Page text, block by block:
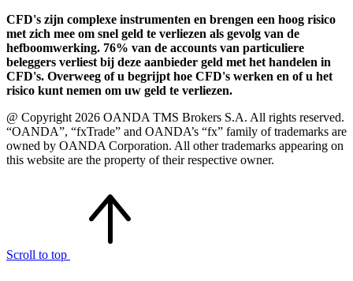
CFD's zijn complexe instrumenten en brengen een hoog risico
met zich mee om snel geld te verliezen als gevolg van de
hefboomwerking. 76% van de accounts van particuliere
beleggers verliest bij deze aanbieder geld met het handelen in
CFD's. Overweeg of u begrijpt hoe CFD's werken en of u het
risico kunt nemen om uw geld te verliezen.
@ Copyright 2026 OANDA TMS Brokers S.A. All rights reserved.
“OANDA”, “fxTrade” and OANDA’s “fx” family of trademarks are
owned by OANDA Corporation. All other trademarks appearing on
this website are the property of their respective owner.
Scroll to top